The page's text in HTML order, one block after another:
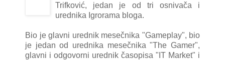
Trifković, jedan je od tri osnivača i
urednika Igrorama bloga.
Bio je glavni urednik mesečnika "Gameplay", bio
je jedan od urednika mesečnika "The Gamer",
glavni i odgovorni urednik časopisa "IT Market" i